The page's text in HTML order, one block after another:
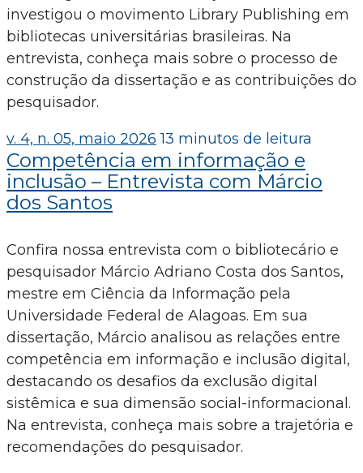
investigou o movimento Library Publishing em
bibliotecas universitárias brasileiras. Na
entrevista, conheça mais sobre o processo de
construção da dissertação e as contribuições do
pesquisador.
v. 4, n. 05, maio 2026 13 minutos de leitura
Competência em informação e
inclusão – Entrevista com Márcio
dos Santos
Confira nossa entrevista com o bibliotecário e
pesquisador Márcio Adriano Costa dos Santos,
mestre em Ciência da Informação pela
Universidade Federal de Alagoas. Em sua
dissertação, Márcio analisou as relações entre
competência em informação e inclusão digital,
destacando os desafios da exclusão digital
sistêmica e sua dimensão social-informacional.
Na entrevista, conheça mais sobre a trajetória e
recomendações do pesquisador.